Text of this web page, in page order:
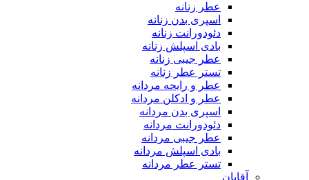
عطر زنانه
اسپری بدن زنانه
دئودورانت زنانه
بادی اسپلش زنانه
عطر جیبی زنانه
تستر عطر زنانه
عطر و رایحه مردانه
عطر و ادکلن مردانه
اسپری بدن مردانه
دئودورانت مردانه
عطر جیبی مردانه
بادی اسپلش مردانه
تستر عطر مردانه
آقایان